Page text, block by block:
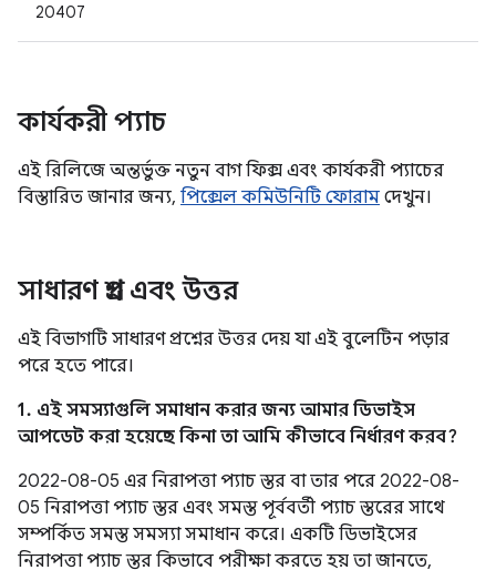
20407
কার্যকরী প্যাচ
এই রিলিজে অন্তর্ভুক্ত নতুন বাগ ফিক্স এবং কার্যকরী প্যাচের
বিস্তারিত জানার জন্য, পিক্সেল কমিউনিটি ফোরাম দেখুন।
সাধারণ প্রশ্ন এবং উত্তর
এই বিভাগটি সাধারণ প্রশ্নের উত্তর দেয় যা এই বুলেটিন পড়ার
পরে হতে পারে।
1. এই সমস্যাগুলি সমাধান করার জন্য আমার ডিভাইস
আপডেট করা হয়েছে কিনা তা আমি কীভাবে নির্ধারণ করব?
2022-08-05 এর নিরাপত্তা প্যাচ স্তর বা তার পরে 2022-08-
05 নিরাপত্তা প্যাচ স্তর এবং সমস্ত পূর্ববর্তী প্যাচ স্তরের সাথে
সম্পর্কিত সমস্ত সমস্যা সমাধান করে। একটি ডিভাইসের
নিরাপত্তা প্যাচ স্তর কিভাবে পরীক্ষা করতে হয় তা জানতে,